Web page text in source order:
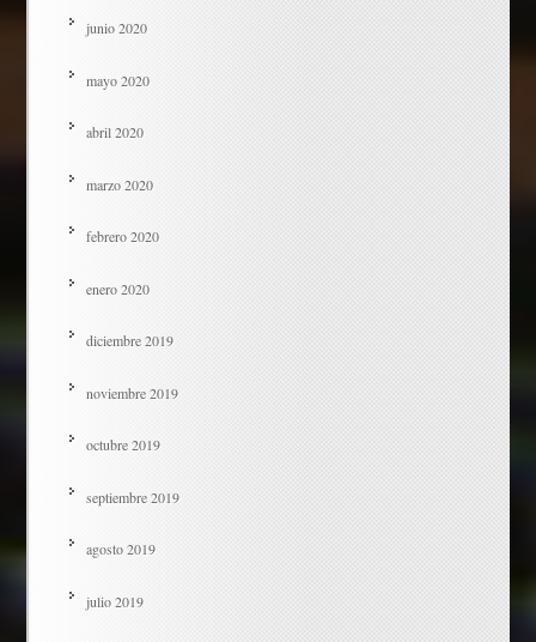
junio 2020
mayo 2020
abril 2020
marzo 2020
febrero 2020
enero 2020
diciembre 2019
noviembre 2019
octubre 2019
septiembre 2019
agosto 2019
julio 2019